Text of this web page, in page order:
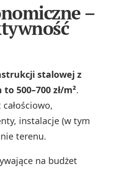
–
stalowej z
500–700 zł/m².
instalacje (w tym
terenu.
na budżet